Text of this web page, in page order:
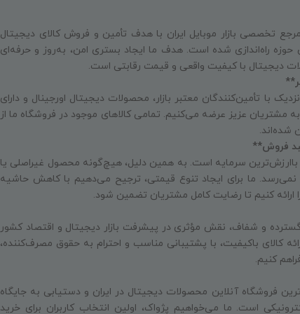
تخصصی بازار موبایل ایران با هدف تأمین و فروش کالای دیجیتال
حوزه راه‌اندازی شده است. هدف ما ایجاد بستری امن، به‌روز و حرفه‌ای
دیجیتال با کیفیت واقعی و قیمت رقابتی است.
با تأمین‌کنندگان معتبر بازار، محصولات دیجیتال اورجینال و دارای
مشتریان عزیز عرضه می‌کنیم. تمامی کالاهای موجود در فروشگاه ما از
شده‌اند.
فروش**
سرمایه است. به همین دلیل، هیچ‌گونه محصول غیراصلی یا
ما برای ایجاد تنوع قیمتی، ترجیح می‌دهیم با کاهش حاشیه
ارائه کنیم تا رضایت کامل مشتریان تضمین شود.
و شفاف، نقش مؤثری در پیشرفت بازار دیجیتال و اقتصاد کشور
کالای باکیفیت، با پشتیبانی مناسب و احترام به حقوق مصرف‌کننده،
کنیم.
فروشگاه آنلاین محصولات دیجیتال در ایران و دستیابی به جایگاه
است. ما می‌خواهیم پژواک، اولین انتخاب کاربران برای خرید